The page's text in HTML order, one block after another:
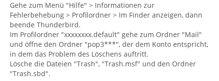
Gehe zum Menü "Hilfe" > Informationen zur
Fehlerbehebung > Profilordner > Im Finder anzeigen, dann
beende Thunderbird.
Im Profilordner "xxxxxxxx.default" gehe zum Ordner "Mail"
und öffne den Ordner "pop3***", der dem Konto entspricht,
in dem das Problem des Löschens auftritt.
Lösche die Dateien "Trash", "Trash.msf" und den Ordner
"Trash.sbd".